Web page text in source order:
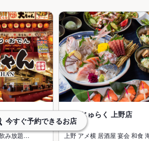
み放題…
酒亭 じゅらく 上野店
上野 アメ横 居酒屋 宴会 和食
今すぐ予約できるお店